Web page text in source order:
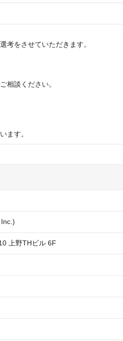
考をさせていただきます。
すのでご相談ください。
さい。
ます。
上野THビル 6F